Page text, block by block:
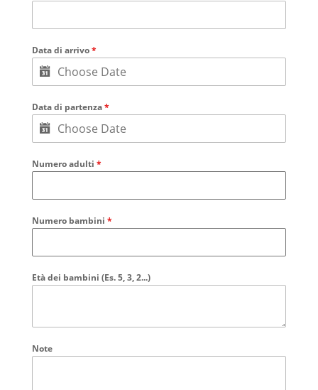
Data di arrivo*
Data di partenza*
Numero adulti *
Numero bambini *
Età dei bambini (Es. 5, 3, 2...)
Note